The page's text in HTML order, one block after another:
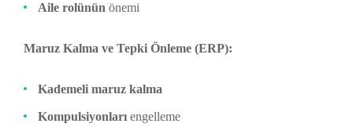
Aile rolünün önemi
Maruz Kalma ve Tepki Önleme (ERP):
Kademeli maruz kalma
Kompulsiyonları engelleme